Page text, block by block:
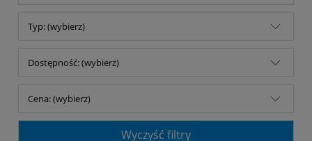
Typ: (wybierz)
Dostępność: (wybierz)
Cena: (wybierz)
Wyczyść filtry